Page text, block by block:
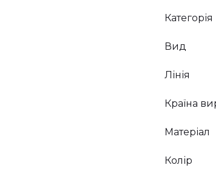
Категорія
Вид
Лінія
Країна
Матеріал
Колір